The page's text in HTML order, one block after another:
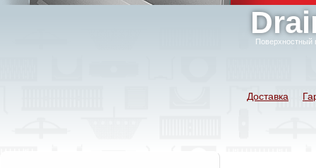
Поверхностный
Доставка